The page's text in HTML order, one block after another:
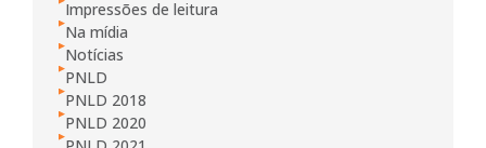
Impressões de leitura
Na mídia
Notícias
PNLD
PNLD 2018
PNLD 2020